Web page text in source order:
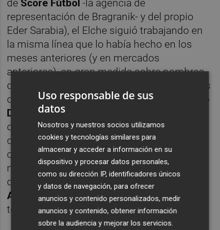
de Score Fútbol -la agencia de
representación de Bragranik- y del propio
Eder Sarabia), el Elche siguió trabajando en
la misma línea que lo había hecho en los
meses anteriores (y en mercados
anteriores), en gran medida sobre nombres
que ya estaban sobre la mesa: son los casos
de los centralesDavid Affenbruger
Bambo
Diaby
, el extremo
delanterosSory Kaba yAgustín Álvarez
quienes finalmente sí llegaron, y del también
centralEnrique Clemente, de los
mediocentros Marc AguadoeIván Morante
del extremo
Iker Benito o del portero
Aceves, quienes por una u otra razón no lo
terminaron haciendo.
Uso responsable de sus
datos
Nosotros y nuestros socios utilizamos
cookies y tecnologías similares para
almacenar y acceder a información en su
dispositivo y procesar datos personales,
como su dirección IP, identificadores únicos
y datos de navegación, para ofrecer
anuncios y contenido personalizados, medir
anuncios y contenido, obtener información
sobre la audiencia y mejorar los servicios.